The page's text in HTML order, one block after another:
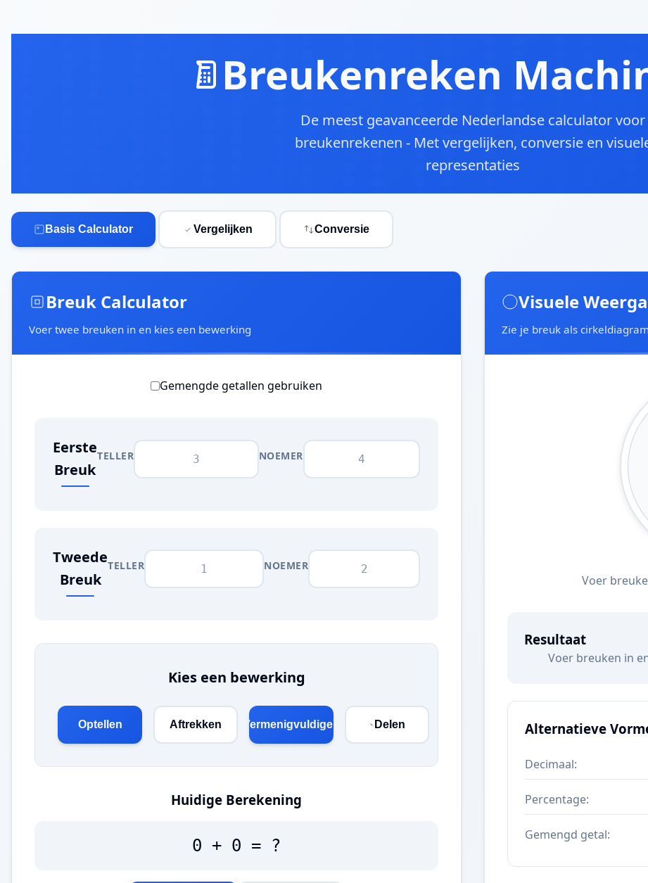
Breukenreken
De meest geavanceerde Nederlandse calculator voor
breukenrekenen - Met vergelijken, conversie en
representaties
Basis Calculator Vergelijken Conversie
Breuk Calculator
Voer twee breuken in en kies een bewerking
Gemengde getallen gebruiken
Eerste
Breuk
TELLER NOEMER
Tweede
Breuk
TELLER NOEMER
Kies een bewerking
Optellen Aftrekken Vermenigvuldigen Delen
Huidige Berekening
0 + 0 = ?
Visuele
Zie je breuk als cirkeldiagram
Voer
Resultaat
Voer breuken in
Alternatieve
Decimaal:
Percentage:
Gemengd getal: